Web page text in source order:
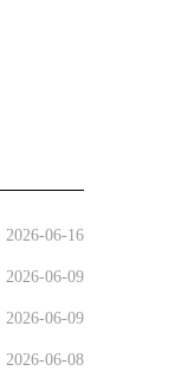
2026-06-16
2026-06-09
2026-06-09
2026-06-08